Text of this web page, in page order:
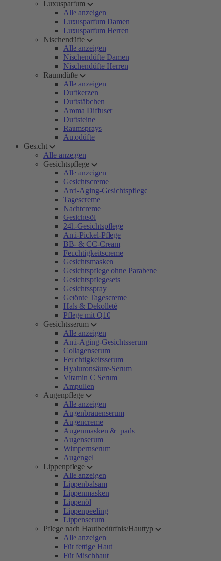
Luxusparfum
Alle anzeigen
Luxusparfum Damen
Luxusparfum Herren
Nischendüfte
Alle anzeigen
Nischendüfte Damen
Nischendüfte Herren
Raumdüfte
Alle anzeigen
Duftkerzen
Duftstäbchen
Aroma Diffuser
Duftsteine
Raumsprays
Autodüfte
Gesicht
Alle anzeigen
Gesichtspflege
Alle anzeigen
Gesichtscreme
Anti-Aging-Gesichtspflege
Tagescreme
Nachtcreme
Gesichtsöl
24h-Gesichtspflege
Anti-Pickel-Pflege
BB- & CC-Cream
Feuchtigkeitscreme
Gesichtsmasken
Gesichtspflege ohne Parabene
Gesichtspflegesets
Gesichtsspray
Getönte Tagescreme
Hals & Dekolleté
Pflege mit Q10
Gesichtsserum
Alle anzeigen
Anti-Aging-Gesichtsserum
Collagenserum
Feuchtigkeitsserum
Hyaluronsäure-Serum
Vitamin C Serum
Ampullen
Augenpflege
Alle anzeigen
Augenbrauenserum
Augencreme
Augenmasken & -pads
Augenserum
Wimpernserum
Augengel
Lippenpflege
Alle anzeigen
Lippenbalsam
Lippenmasken
Lippenöl
Lippenpeeling
Lippenserum
Pflege nach Hautbedürfnis/Hauttyp
Alle anzeigen
Für fettige Haut
Für Mischhaut